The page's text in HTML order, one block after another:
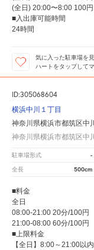
(全日) 20:00〜8:00 100
■入出庫可能時間
24時間
気に入った駐車場を
ハートをタップして
ID:305068604
横浜中川１丁目
神奈川県横浜市都筑区中
神奈川県横浜市都筑区中
駐車場形式 -
全長 500cm
■料金
全日
08:00-21:00 20分/100円
21:00-08:00 60分/100円
■上限料金
【全日】8:00～21:00以